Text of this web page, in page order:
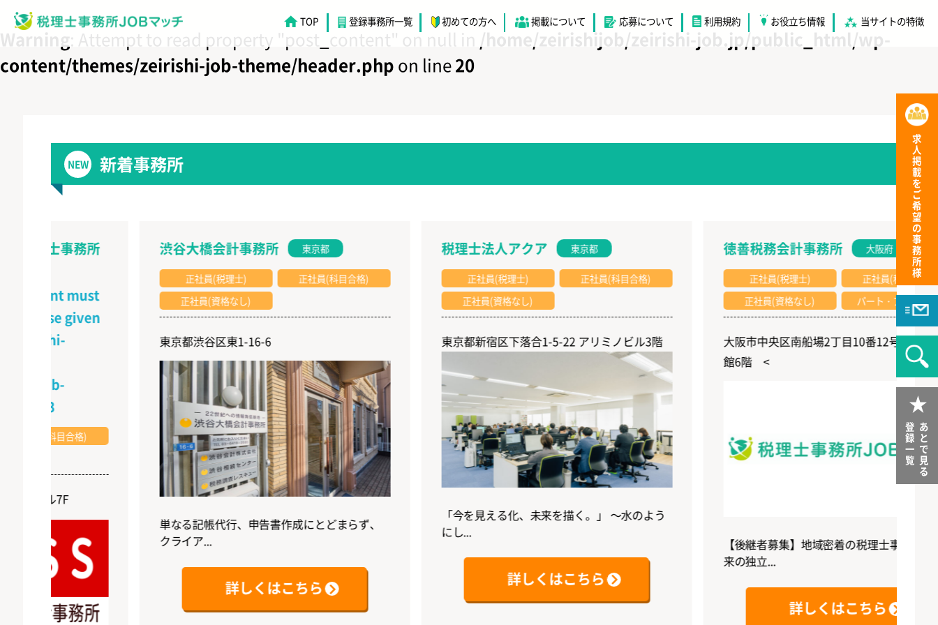
Warning: Attempt to read property "post_content" on null in /home/zeirishijob/zeirishi-job.jp/public_html/wp-
content/themes/zeirishi-job-theme/header.php on line20
税理士JOBマッチ
TOP 登録事務所一覧 初めての方へ 掲載について 応募について 利用規約 お役立ち情報 当サイトの特徴
求人掲載をご希望の事務所様
あとで見る
登録一覧
NEW 新着事務所
士事務所
must
given
渋谷大橋会計事務所 東京都
正社員(税理士)
正社員(科目合格)
正社員(資格なし)
東京都渋谷区東1-16-6
単なる記帳代行、申告書作成にとどまらず、
クライア...
詳しくはこちら
税理士法人アクア 東京都
正社員(税理士)
正社員(科目合格)
正社員(資格なし)
東京都新宿区下落合1-5-22 アリミノビル3階
「今を見える化、未来を描く。」 ～水のよう
詳しくはこちら
徳善税務会計事務所 大阪府
正社員(税理士)
正社員(科目合格)
正社員(資格なし)
パート・アルバイト
大阪市中央区南船場2丁目10番12号 砂糖会
館6階 <
【後継者募集】地域密着の税理士事務所｜将
来の独立...
詳しくはこちら